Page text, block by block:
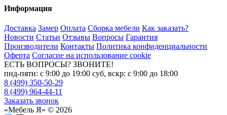
Информация
Доставка Замер Оплата Сборка мебели Как заказать?
Новости Статьи Отзывы Вопросы Гарантия
Производители Контакты Политика конфиденциальности
Оферта Согласие на использование cookie
ЕСТЬ ВОПРОСЫ? ЗВОНИТЕ!
пнд-пятн: с 9:00 до 19:00 суб, вскр: с 9:00 до 18:00
8 (499) 350-50-29
8 (499) 964-44-11
Заказать звонок
«Мебель Я» © 2026